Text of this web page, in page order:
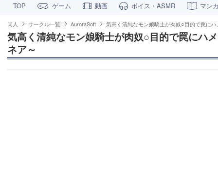
TOP ゲーム 動画 ボイス・ASMR マン
同人 サークル一覧 AuroraSoft 気高く清純なモン娘騎士が肉奴○目的で罠に
気高く清純なモン娘騎士が肉奴○目的で罠にハ
ネア～